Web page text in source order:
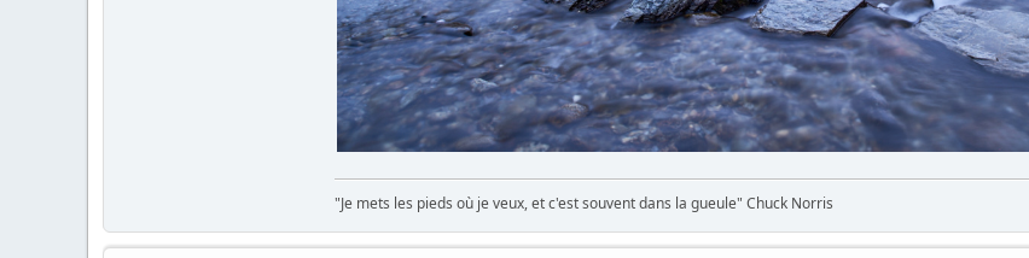
"Je mets les pieds où je veux, et c'est souvent dans la gueule" Chuck Norris